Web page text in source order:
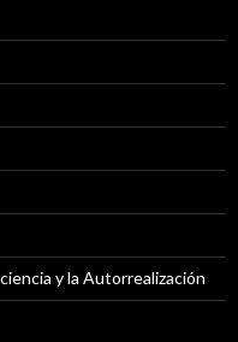
y la Autorrealización